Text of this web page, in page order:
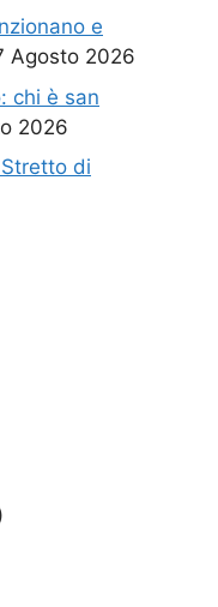
e
Agosto 2026
chi è san
2026
di